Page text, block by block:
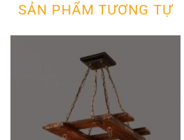
SẢN PHẨM TƯƠNG TỰ